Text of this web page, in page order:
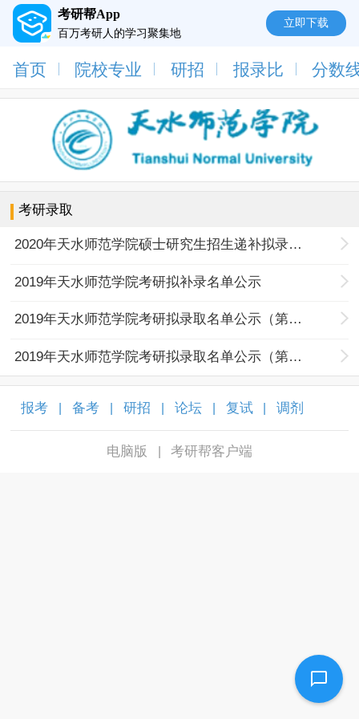
考研帮App
百万考研人的学习聚集地
立即下载
首页 院校专业 研招 报录比 分数
考研录取
2020年天水师范学院硕士研究生招生递补拟录取名单公示
2019年天水师范学院考研拟补录名单公示
2019年天水师范学院考研拟录取名单公示（第二批）
2019年天水师范学院考研拟录取名单公示（第一批）
报考 备考 研招 论坛 复试 调剂
电脑版 考研帮客户端